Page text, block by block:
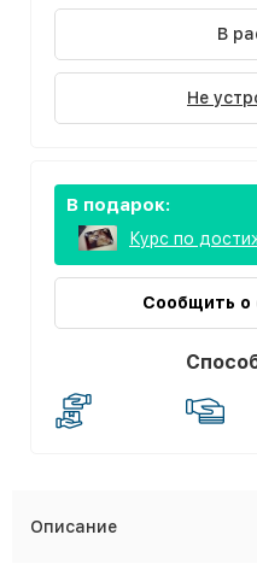
В
Не
В подарок:
Курс по
Сообщить о
Описание